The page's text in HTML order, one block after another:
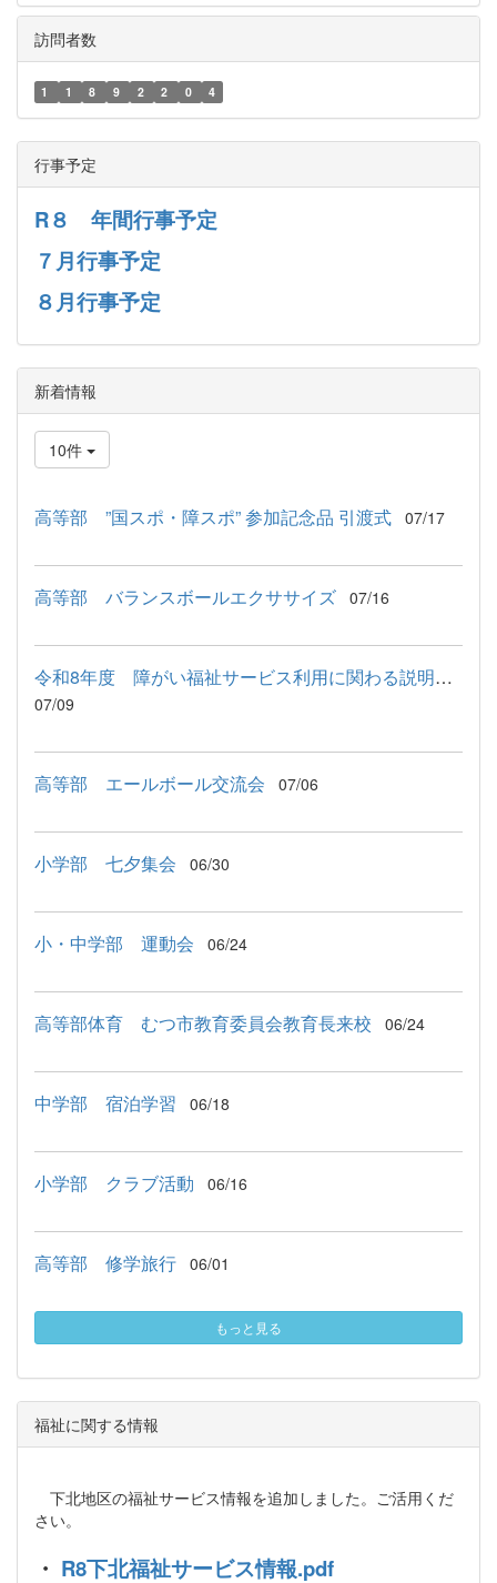
訪問者数
1 1 8 9 2 2 0 4
行事予定
R８ 年間行事予定
７月行事予定
８月行事予定
新着情報
10件
高等部 ”国スポ・障スポ” 参加記念品 引渡式 07/17
高等部 バランスボールエクササイズ 07/16
令和8年度 障がい福祉サービス利用に関わる説明会が行われました
07/09
高等部 エールボール交流会 07/06
小学部 七夕集会 06/30
小・中学部 運動会 06/24
高等部体育 むつ市教育委員会教育長来校 06/24
中学部 宿泊学習 06/18
小学部 クラブ活動 06/16
高等部 修学旅行 06/01
もっと見る
福祉に関する情報
下北地区の福祉サービス情報を追加しました。ご活用くだ
さい。
・ R8下北福祉サービス情報.pdf